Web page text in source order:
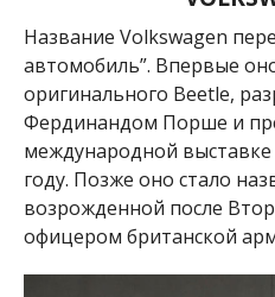
Название Volkswagen
автомобиль”. Впервые
оригинального Beetle,
Фердинандом Порше и
международной
году. Позже оно стало
возрожденной после
офицером британской